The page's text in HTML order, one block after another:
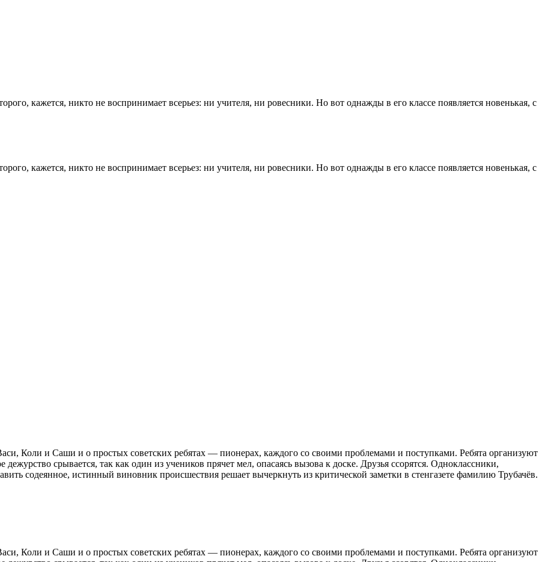
кажется, никто не воспринимает всерьез: ни учителя, ни ровесники. Но вот однажды в его классе появляется новенькая, с
кажется, никто не воспринимает всерьез: ни учителя, ни ровесники. Но вот однажды в его классе появляется новенькая, с
Коли и Саши и о простых советских ребятах — пионерах, каждого со своими проблемами и поступками. Ребята организуют
срывается, так как один из учеников прячет мел, опасаясь вызова к доске. Друзья ссорятся. Одноклассники,
содеянное, истинный виновник происшествия решает вычеркнуть из критической заметки в стенгазете фамилию Трубачёв.
Коли и Саши и о простых советских ребятах — пионерах, каждого со своими проблемами и поступками. Ребята организуют